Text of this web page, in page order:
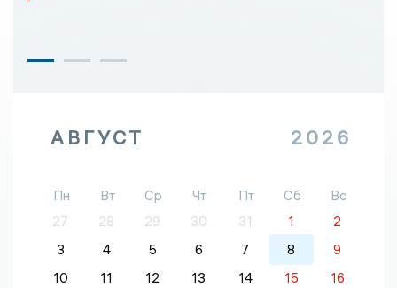
АВГУСТ 2026
Пн Вт Ср Чт Пт Сб
Вс
27
28 29 30 31 1
2
3
4 5 6 7 8
9
10
11 12 13 14 15
16